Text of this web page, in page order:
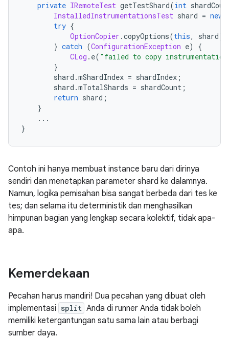
private IRemoteTest getTestShard(int
InstalledInstrumentationsTest shard = new
try {
OptionCopier .copyOptions(this, shard);
} catch (ConfigurationException e)
{
CLog . e( "failed to copy
}
shard .mShardIndex = shardIndex ;
shard .mTotalShards = shardCount ;
return shard ;
}
...
}
Contoh ini hanya membuat instance baru dari dirinya
sendiri dan menetapkan parameter shard ke dalamnya.
Namun, logika pemisahan bisa sangat berbeda dari tes ke
tes; dan selama itu deterministik dan menghasilkan
himpunan bagian yang lengkap secara kolektif, tidak apa-
apa.
Kemerdekaan
Pecahan harus mandiri! Dua pecahan yang dibuat oleh
implementasi split Anda di runner Anda tidak boleh
memiliki ketergantungan satu sama lain atau berbagi
sumber daya.